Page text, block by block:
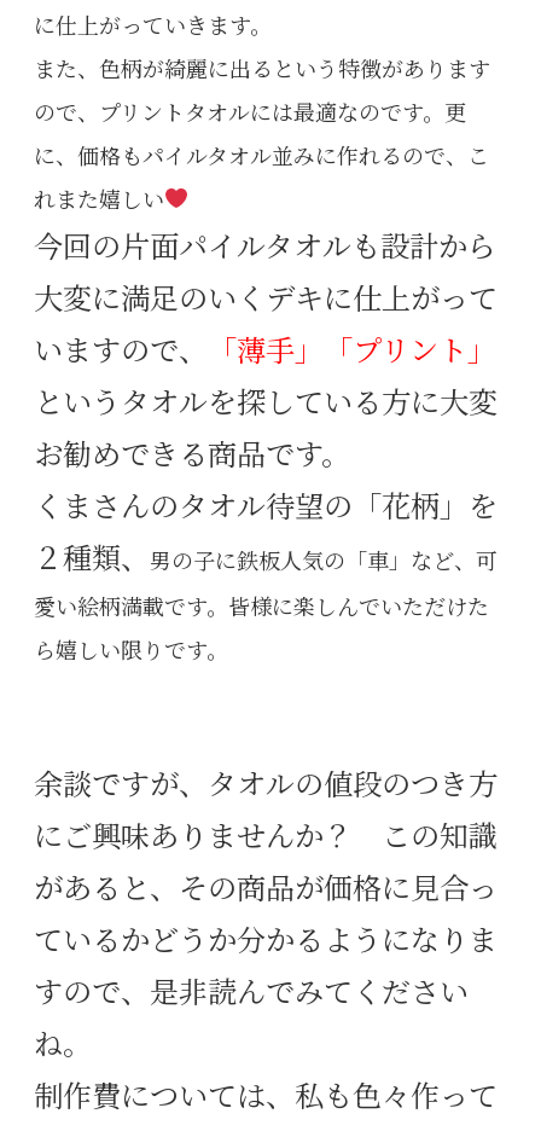
に仕上がっていきます。
また、色柄が綺麗に出るという特徴があります
ので、プリントタオルには最適なのです。更
に、価格もパイルタオル並みに作れるので、こ
れまた嬉しい
今回の片面パイルタオルも設計から
大変に満足のいくデキに仕上がって
いますので、
「薄手」「プリント」
というタオルを探している方に大変
お勧めできる商品です。
くまさんのタオル待望の「花柄」を
２種類、
男の子に鉄板人気の「車」など、可
愛い絵柄満載です。皆様に楽しんでいただけた
ら嬉しい限りです。
余談ですが、タオルの値段のつき方
にご興味ありませんか？ この知識
があると、その商品が価格に見合っ
ているかどうか分かるようになりま
すので、是非読んでみてください
ね。
制作費については、私も色々作って